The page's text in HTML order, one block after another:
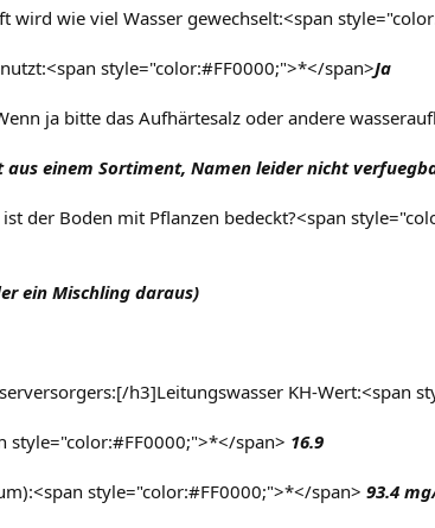
wird wie viel Wasser gewechselt:<span
style="color:#FF0000;">*</span>Ja
ja bitte das Aufhärtesalz oder andere
aus einem Sortiment, Namen leider nicht
der Boden mit Pflanzen bedeckt?<span
ein Mischling daraus)
h3]Leitungswasser KH-Wert:<span
style="color:#FF0000;">*</span> 16.9
style="color:#FF0000;">*</span> 93.4